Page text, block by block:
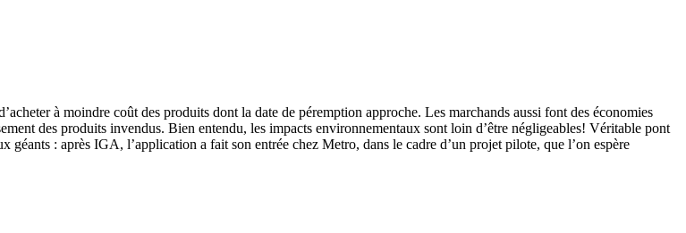
à moindre coût des produits dont la date de péremption approche. Les marchands aussi font des économies
des produits invendus. Bien entendu, les impacts environnementaux sont loin d’être négligeables! Véritable pont
géants : après IGA, l’application a fait son entrée chez Metro, dans le cadre d’un projet pilote, que l’on espère